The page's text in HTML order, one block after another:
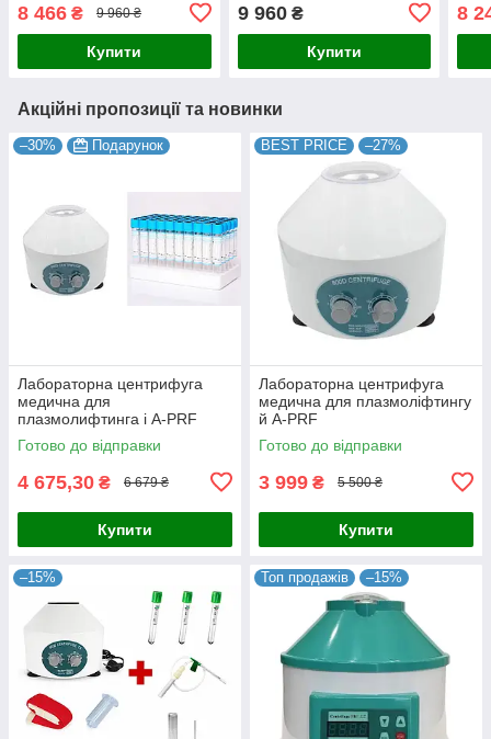
8 466 ₴ 9 960 ₴
Купити
9 960₴
Купити
8
Акційні пропозиції та новинки
–30% Подарунок
Лабораторна центрифуга
медична для
плазмолифтинга і A-PRF
Готово до відправки
4 675,30 ₴ 6 679 ₴
Купити
BEST PRICE –27%
Лабораторна центрифуга
медична для плазмоліфтингу
й A-PRF
Готово до відправки
3 999 ₴ 5 500 ₴
Купити
–15% Топ продажів –15%